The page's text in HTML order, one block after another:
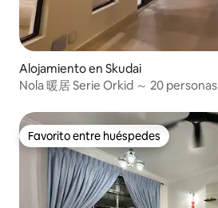
Alojamiento en Skudai
Nola 暖居 Serie Orkid ～ 20 personas
Favorito entre huéspedes
Favorito entre huéspedes